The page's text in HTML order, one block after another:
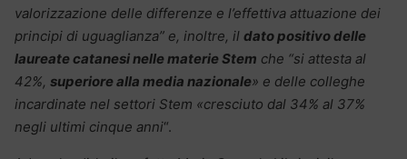
valorizzazione delle differenze e l’effettiva attuazione dei
principi di uguaglianza” e, inoltre, il dato positivo delle
laureate catanesi nelle materie Stem che “si attesta al
42%, superiore alla media nazionale» e delle colleghe
incardinate nel settori Stem «cresciuto dal 34% al 37%
negli ultimi cinque anni“.